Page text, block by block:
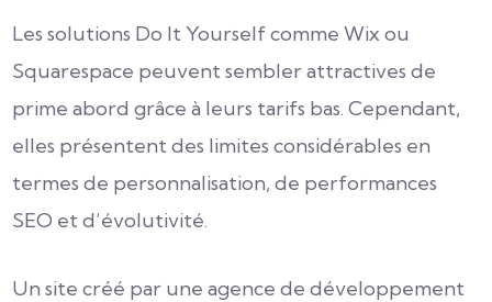
Les solutions Do It Yourself comme Wix ou
Squarespace peuvent sembler attractives de
prime abord grâce à leurs tarifs bas. Cependant,
elles présentent des limites considérables en
termes de personnalisation, de performances
SEO et d’évolutivité.
Un site créé par une agence de développement